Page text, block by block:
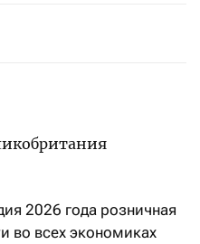
2026 года розничная
во всех экономиках